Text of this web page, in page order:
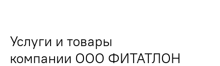
Услуги и товары
компании ООО ФИТАТЛОН